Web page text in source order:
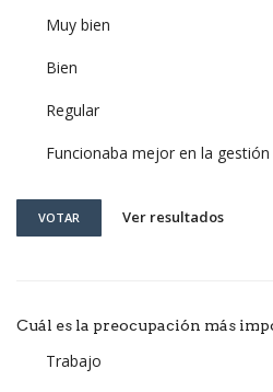
Muy bien
Bien
Regular
Funcionaba mejor en la
VOTAR Ver resultados
Cuál es la preocupación más
Trabajo